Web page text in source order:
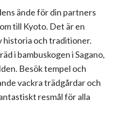
ände för din partners
till Kyoto. Det är en
historia och traditioner.
i bambuskogen i Sagano,
Besök tempel och
vackra trädgårdar och
resmål för alla